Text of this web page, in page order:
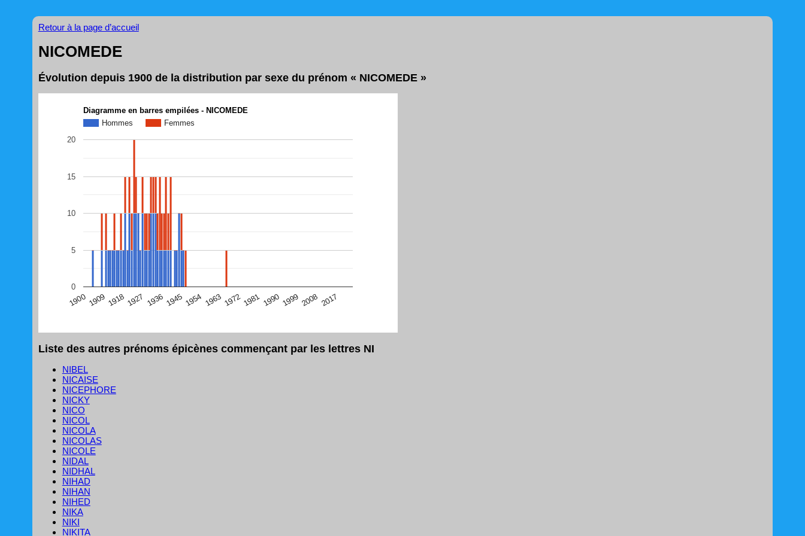
Retour à la page d’accueil
NICOMEDE
Évolution depuis 1900 de la distribution par sexe du prénom « NICOMEDE »
Diagramme en barres empilées - NICOMEDE
Hommes
Femmes
1900 1909 1918 1927 1936 1945 1954 1963 19721981 1990 1999 2008 2017
0
5
10
15
20
Liste des autres prénoms épicènes commençant par les lettres NI
NIBEL
NICAISE
NICEPHORE
NICKY
NICO
NICOL
NICOLA
NICOLAS
NICOLE
NIDAL
NIDHAL
NIHAD
NIHAN
NIHED
NIKA
NIKI
NIKITA